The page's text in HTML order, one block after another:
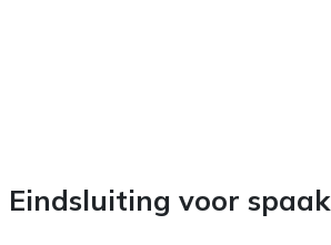
Eindsluiting voor spaak